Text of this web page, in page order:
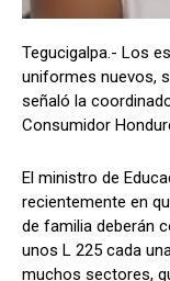
Facebook
Facebook
Tegucigalpa.- Los
uniformes nuevos,
señaló la
Consumidor
El ministro de
recientemente en
de familia deberán
unos L 225 cada
muchos sectores,